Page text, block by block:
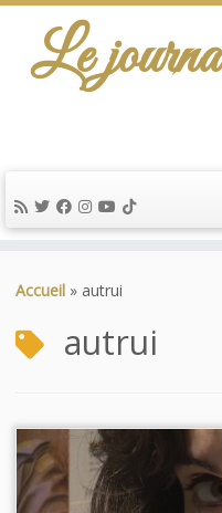
au
Le
Accueil » autrui
autrui